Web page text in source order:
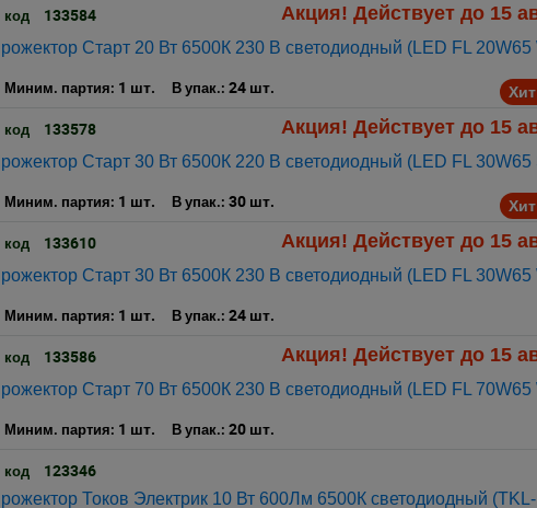
код 133584 Акция! Действует до 15
Старт 20 Вт 6500К 230 В светодиодный (LED FL 20W65
Миним. партия: 1 шт. В упак.: 24 шт.
код 133578 Акция! Действует до 15
Старт 30 Вт 6500К 220 В светодиодный (LED FL 30W65
Миним. партия: 1 шт. В упак.: 30 шт.
код 133610 Акция! Действует до 15
Старт 30 Вт 6500К 230 В светодиодный (LED FL 30W65
Миним. партия: 1 шт. В упак.: 24 шт.
код 133586 Акция! Действует до 15
Старт 70 Вт 6500К 230 В светодиодный (LED FL 70W65
Миним. партия: 1 шт. В упак.: 20 шт.
код 123346
Токов Электрик 10 Вт 600Лм 6500К светодиодный (TKL-